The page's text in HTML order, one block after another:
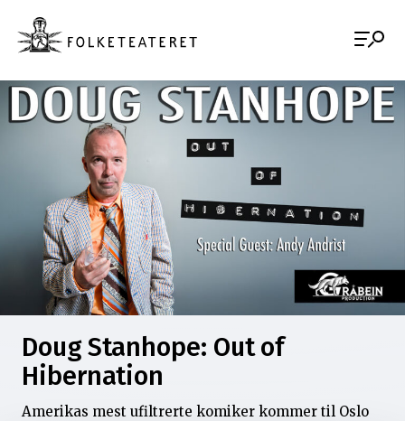
Doug Stanhope: Out of
Hibernation
Amerikas mest ufiltrerte komiker kommer til Oslo